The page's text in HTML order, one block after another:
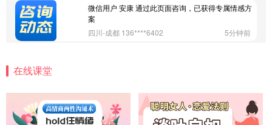
微信用户 安康 通过此页面咨询，已获得专属情感方
案
四川-成都 136****6402
5分钟前
方案
上海-浦东 177****9074
56分钟前
在线课堂